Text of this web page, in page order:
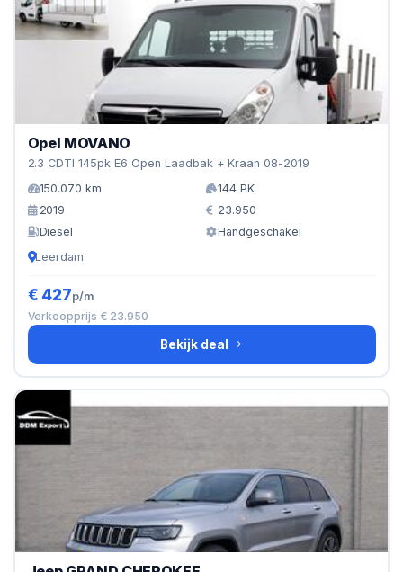
Opel MOVANO
2.3 CDTI 145pk E6 Open Laadbak + Kraan 08-2019
150.070 km
144 PK
2019
23.950
Diesel
Handgeschakel
Leerdam
€ 427p/m
Verkoopprijs € 23.950
Bekijk deal